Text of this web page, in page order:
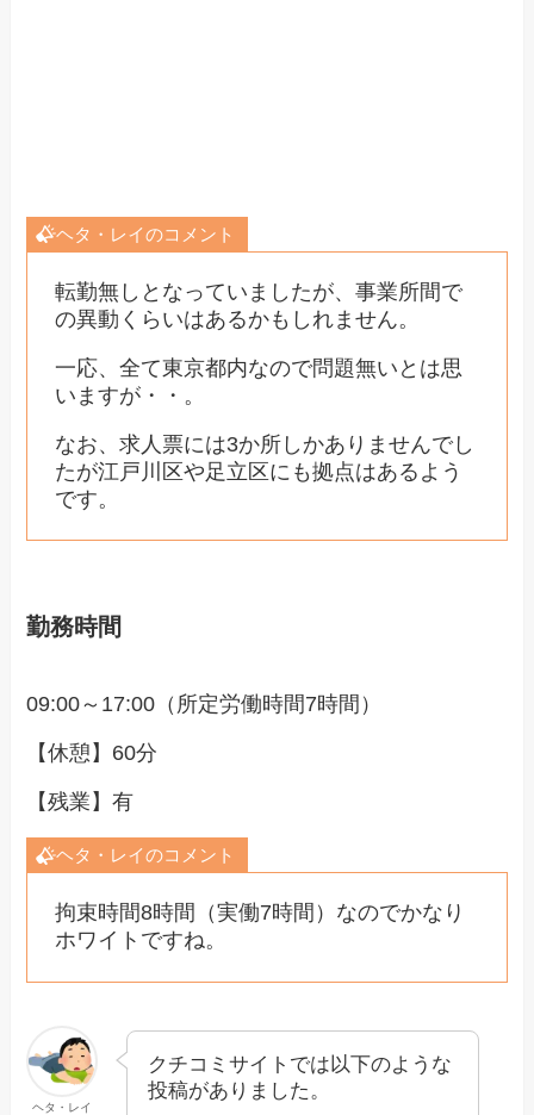
ヘタ・レイのコメント
転勤無しとなっていましたが、事業所間で
の異動くらいはあるかもしれません。
一応、全て東京都内なので問題無いとは思
いますが・・。
なお、求人票には3か所しかありませんでし
たが江戸川区や足立区にも拠点はあるよう
です。
勤務時間
09:00～17:00（所定労働時間7時間）
【休憩】60分
【残業】有
ヘタ・レイのコメント
拘束時間8時間（実働7時間）なのでかなり
ホワイトですね。
ヘタ・レイ
クチコミサイトでは以下のような
投稿がありました。